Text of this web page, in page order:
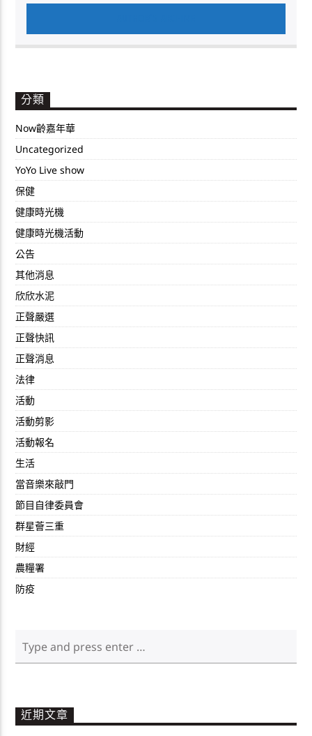
分類
Now齡嘉年華
Uncategorized
YoYo Live show
保健
健康時光機
健康時光機活動
公告
其他消息
欣欣水泥
正聲嚴選
正聲快訊
正聲消息
法律
活動
活動剪影
活動報名
生活
當音樂來敲門
節目自律委員會
群星薈三重
財經
農糧署
防疫
近期文章